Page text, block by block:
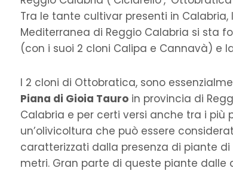
Tra le tante cultivar presenti in Calabria,
Mediterranea di Reggio Calabria si sta
(con i suoi 2 cloni Calipa e Cannavà) e
I 2 cloni di Ottobratica, sono
Piana di Gioia Tauro in provincia di
Calabria e per certi versi anche tra i più
un’olivicoltura che può essere
caratterizzati dalla presenza di piante
metri. Gran parte di queste piante dalle